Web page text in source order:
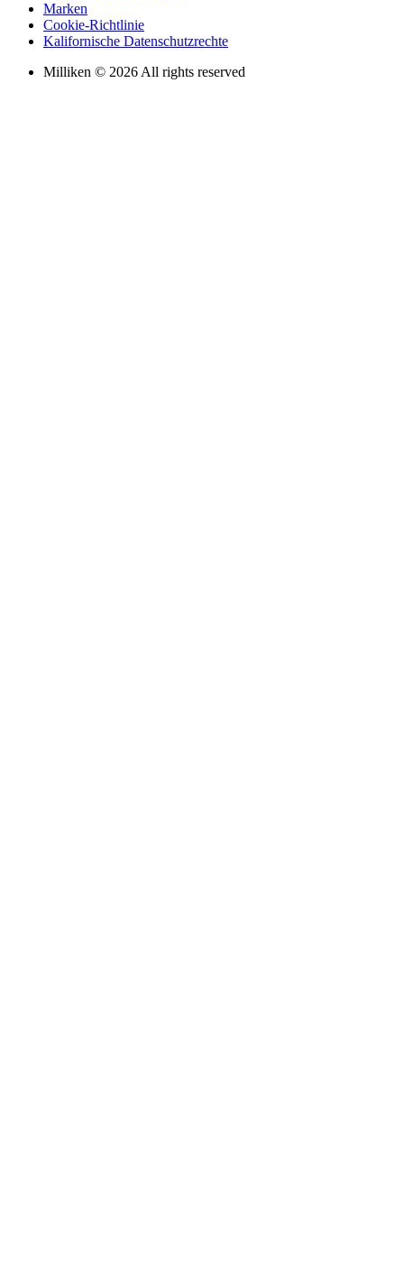
Marken
Cookie-Richtlinie
Kalifornische Datenschutzrechte
Milliken © 2026 All rights reserved